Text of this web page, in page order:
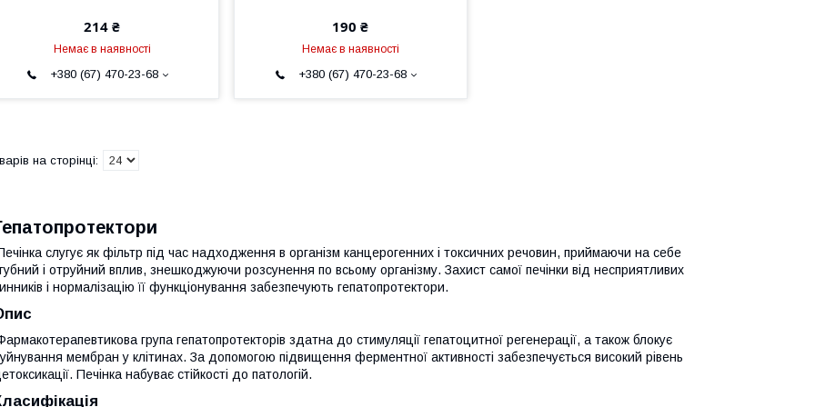
214 ₴
Немає в наявності
+380 (67) 470-23-68
190 ₴
Немає в наявності
+380 (67) 470-23-68
слугує як фільтр під час надходження в організм канцерогенних і токсичних речовин, приймаючи на себе
і отруйний вплив, знешкоджуючи розсунення по всьому організму. Захист самої печінки від несприятливих
і нормалізацію її функціонування забезпечують гепатопротектори.
група гепатопротекторів здатна до стимуляції гепатоцитної регенерації, а також блокує
мембран у клітинах. За допомогою підвищення ферментної активності забезпечується високий рівень
Печінка набуває стійкості до патологій.